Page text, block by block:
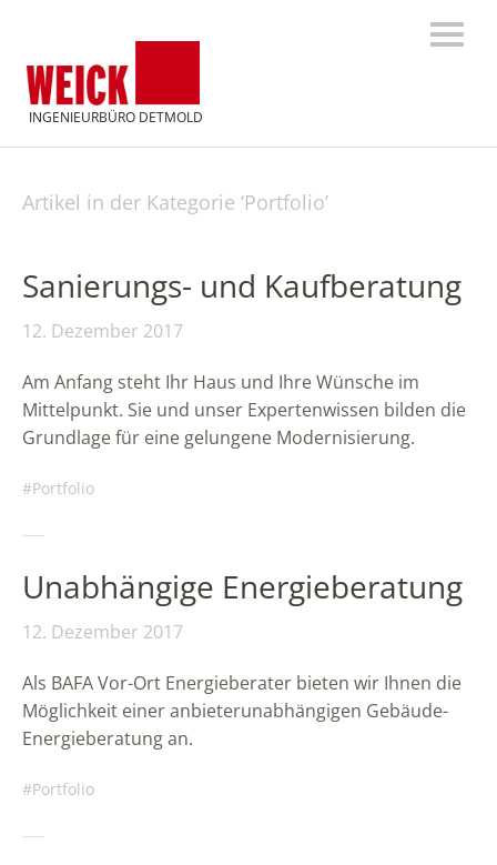
INGENIEURBÜRO DETMOLD
Artikel in der Kategorie ‘Portfolio’
Sanierungs- und Kaufberatung
12. Dezember 2017
Am Anfang steht Ihr Haus und Ihre Wünsche im
Mittelpunkt. Sie und unser Expertenwissen bilden die
Grundlage für eine gelungene Modernisierung.
Portfolio
Unabhängige Energieberatung
12. Dezember 2017
Als BAFA Vor-Ort Energieberater bieten wir Ihnen die
Möglichkeit einer anbieterunabhängigen Gebäude-
Energieberatung an.
Portfolio